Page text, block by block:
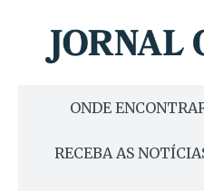
ONDE
RECEBA AS